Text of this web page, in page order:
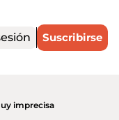
Suscribirse
imprecisa